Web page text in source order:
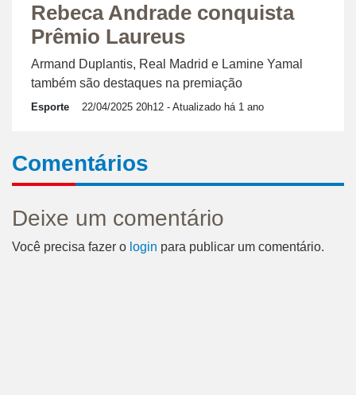
Rebeca Andrade conquista
Prêmio Laureus
Armand Duplantis, Real Madrid e Lamine Yamal
também são destaques na premiação
Esporte 22/04/2025 20h12 - Atualizado há 1 ano
Comentários
Deixe um comentário
Você precisa fazer o login para publicar um comentário.